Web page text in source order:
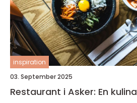
inspiration
03. September 2025
Restaurant i Asker: En